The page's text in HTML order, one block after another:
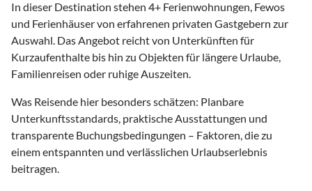
In dieser Destination stehen 4+ Ferienwohnungen, Fewos
und Ferienhäuser von erfahrenen privaten Gastgebern zur
Auswahl. Das Angebot reicht von Unterkünften für
Kurzaufenthalte bis hin zu Objekten für längere Urlaube,
Familienreisen oder ruhige Auszeiten.
Was Reisende hier besonders schätzen: Planbare
Unterkunftsstandards, praktische Ausstattungen und
transparente Buchungsbedingungen – Faktoren, die zu
einem entspannten und verlässlichen Urlaubserlebnis
beitragen.